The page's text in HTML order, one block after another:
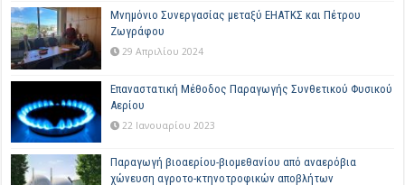
Μνημόνιο Συνεργασίας μεταξύ ΕΗΑΤΚΣ και Πέτρου
Ζωγράφου
29 Απριλίου 2024
Επαναστατική Μέθοδος Παραγωγής Συνθετικού Φυσικού
Αερίου
22 Ιανουαρίου 2023
Παραγωγή βιοαερίου-βιομεθανίου από αναερόβια
χώνευση αγροτο-κτηνοτροφικών αποβλήτων